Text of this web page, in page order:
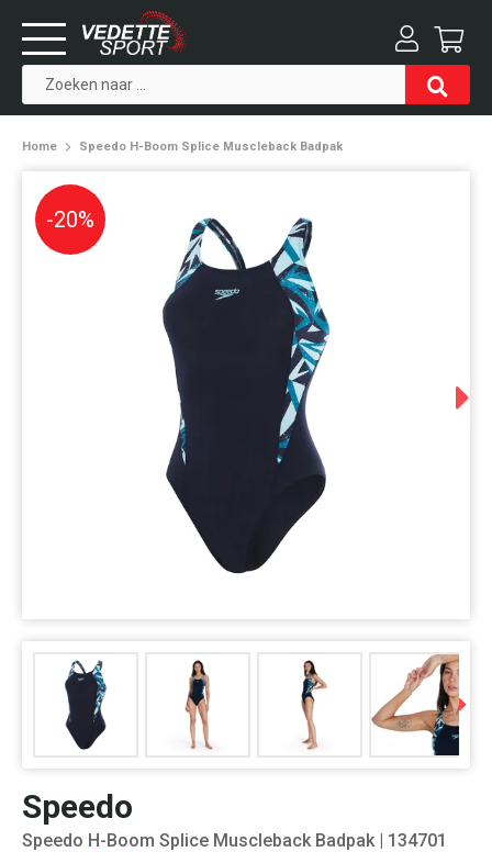
Home Speedo H-Boom Splice Muscleback Badpak
-20%
Speedo
Speedo H-Boom Splice Muscleback Badpak| 134701